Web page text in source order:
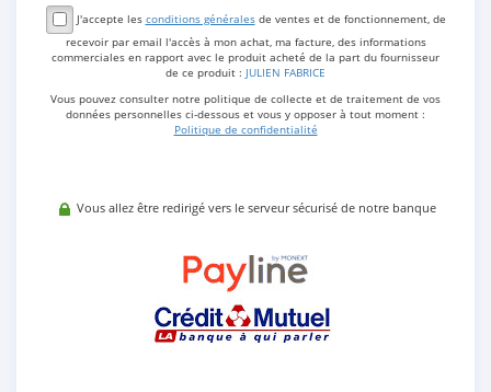
J'accepte les conditions généralesde ventes et de fonctionnement, de
recevoir par email l'accès à mon achat, ma facture, des informations
commerciales en rapport avec le produit acheté de la part du fournisseur
de ce produit : JULIEN FABRICE
Vous pouvez consulter notre politique de collecte et de traitement de vos
données personnelles ci-dessous et vous y opposer à tout moment :
Politique de confidentialité
Vous allez être redirigé vers le serveur sécurisé de notre banque